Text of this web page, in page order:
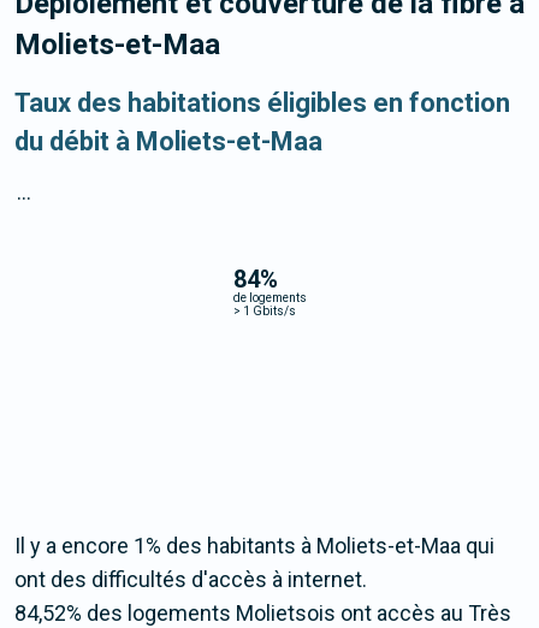
Moliets-et-Maa
Taux des habitations éligibles en fonction
du débit à Moliets-et-Maa
84%
de logements
> 1 Gbits/s
...
Il y a encore 1% des habitants à Moliets-et-Maa qui
ont des difficultés d'accès à internet.
84,52% des logements Molietsois ont accès au Très